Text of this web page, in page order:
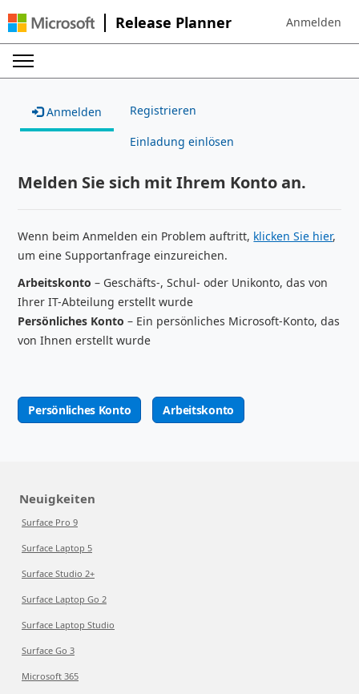
Release Planner Sign in to
Anmelden
Anmelden Registrieren
Einladung einlösen
Melden Sie sich mit Ihrem Konto an.
Wenn beim Anmelden ein Problem auftritt, klicken Sie hier,
um eine Supportanfrage einzureichen.
Arbeitskonto – Geschäfts-, Schul- oder Unikonto, das von
Ihrer IT-Abteilung erstellt wurde
Persönliches Konto – Ein persönliches Microsoft-Konto, das
von Ihnen erstellt wurde
Persönliches Konto Arbeitskonto
Neuigkeiten
Surface Pro 9
Surface Laptop 5
Surface Studio 2+
Surface Laptop Go 2
Surface Laptop Studio
Surface Go 3
Microsoft 365